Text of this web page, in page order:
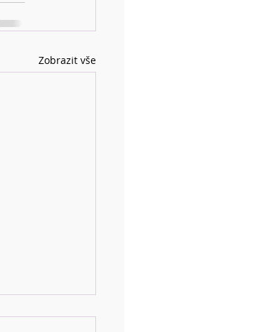
Zobrazit vše